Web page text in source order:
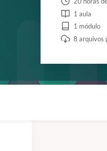
1 aula
1 módulo
8 arquivos